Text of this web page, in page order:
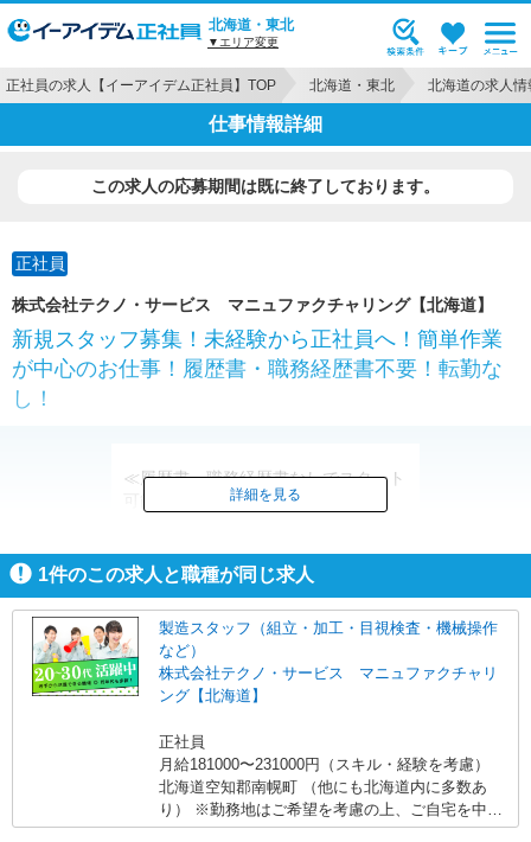
北海道・東北
▼エリア変更
正社員の求人【イーアイデム正社員】TOP 北海道・東北 北海道の求人情
仕事情報詳細
この求人の応募期間は既に終了しております。
正社員
株式会社テクノ・サービス マニュファクチャリング【北海道】
新規スタッフ募集！未経験から正社員へ！簡単作業
が中心のお仕事！履歴書・職務経歴書不要！転勤な
し！
≪履歴書・職務経歴書なしでスタート
詳細を見る
1件のこの求人と職種が同じ求人
製造スタッフ（組立・加工・目視検査・機械操作
など）
株式会社テクノ・サービス マニュファクチャリ
ング【北海道】
正社員
月給181000〜231000円（スキル・経験を考慮）
北海道空知郡南幌町 （他にも北海道内に多数あ
り） ※勤務地はご希望を考慮の上、ご自宅を中心
に通勤時間120分圏内のエリアとなります。（転勤